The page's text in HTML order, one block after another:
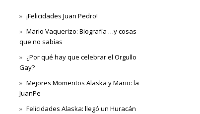
¡Felicidades Juan Pedro!
Mario Vaquerizo: Biografía …y cosas
que no sabías
¿Por qué hay que celebrar el Orgullo
Gay?
Mejores Momentos Alaska y Mario: la
JuanPe
Felicidades Alaska: llegó un Huracán